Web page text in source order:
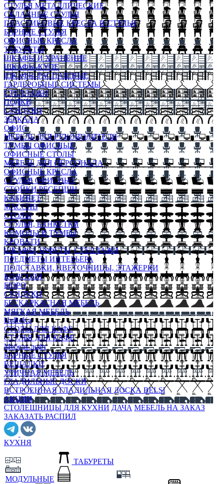
СТУЛЬЯ МЕТАЛЛИЧЕСКИЕ
СКЛАДНЫЕ СТУЛЬЯ
ПЛАСТИКОВЫЕ КРЕСЛА И СТУЛЬЯ
БАРНЫЕ СТУЛЬЯ
ОФИСНЫЕ КРЕСЛА
ТАБУРЕТЫ
ШКАФЫ И ХРАНЕНИЕ
ШКАФЫ-КУПЕ
ШКАФЫ-РАСПАШНЫЕ
ГАРДЕРОБНЫЕ СИСТЕМЫ
СТЕЛЛАЖИ
ПОЛКИ
СУНДУКИ
ЗЕРКАЛА
ОФИС
МЕБЕЛЬ ДЛЯ РУКОВОДИТЕЛЯ
ТУМБЫ ОФИСНЫЕ
ОФИСНЫЕ СТОЛЫ
МЕБЕЛЬ ДЛЯ ПЕРСОНАЛА
ОФИСНЫЕ КРЕСЛА
СТУЛЬЯ ОФИСНЫЕ
СТОЙКИ РЕСЕПШН
КАБИНЕТ
МАССИВ
СТОЛЫ
СТУЛЬЯ, БАНКЕТКИ
КОМОДЫ И ТУМБЫ
КРОВАТИ
ШКАФЫ, БУФЕТЫ, СТЕЛЛАЖИ
ПРЕДМЕТЫ ИНТЕРЬЕРА
ПОДСТАВКИ, ЦВЕТОЧНИЦЫ, ЭТАЖЕРКИ
КОНСОЛИ
БЮРО
СУНДУКИ
БЕСКАРКАСНАЯ МЕБЕЛЬ
МЯГКАЯ МЕБЕЛЬ
HoReKa
СТОЛЫ ДЛЯ КАФЕ
СТУЛЬЯ ДЛЯ КАФЕ
Мебель лофт
БАРНЫЕ СТУЛЬЯ
ВЕШАЛКИ
УЛИЧНАЯ МЕБЕЛЬ
ГЛАДИЛЬНЫЕ ДОСКИ
ВСТРОЕННАЯ ГЛАДИЛЬНАЯ ДОСКА BELSI
АКЦИИ
СТОЛЕШНИЦЫ ДЛЯ КУХНИ ДАЧА МЕБЕЛЬ НА ЗАКАЗ
ЗАКАЗАТЬ РАСПИЛ
КУХНЯ
МОДУЛЬНЫЕ
ТАБУРЕТЫ